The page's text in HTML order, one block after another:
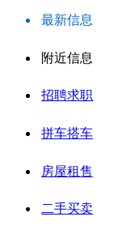
最新信息
附近信息
招聘求职
拼车搭车
房屋租售
二手买卖